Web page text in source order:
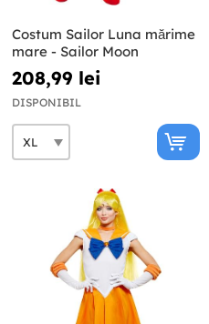
Costum Sailor Luna mărime
mare - Sailor Moon
208,99 lei
DISPONIBIL